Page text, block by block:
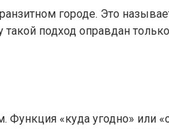
городе. Это
подход оправдан
«куда угодно» или